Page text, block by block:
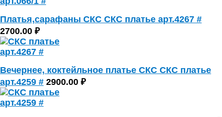
Платья,сарафаны СКС СКС платье арт.4267 #
2700.00 ₽
Вечернее, коктейльное платье СКС СКС платье
арт.4259 # 2900.00 ₽